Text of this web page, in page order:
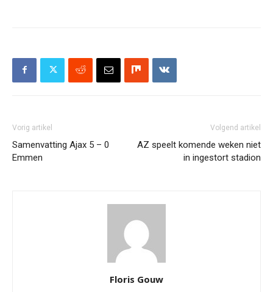
Vorig artikel
Samenvatting Ajax 5 – 0
Emmen
Volgend artikel
AZ speelt komende weken niet
in ingestort stadion
Floris Gouw